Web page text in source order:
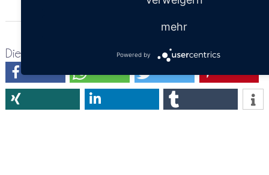
Diese Seite teilen:
mehr
Powered by